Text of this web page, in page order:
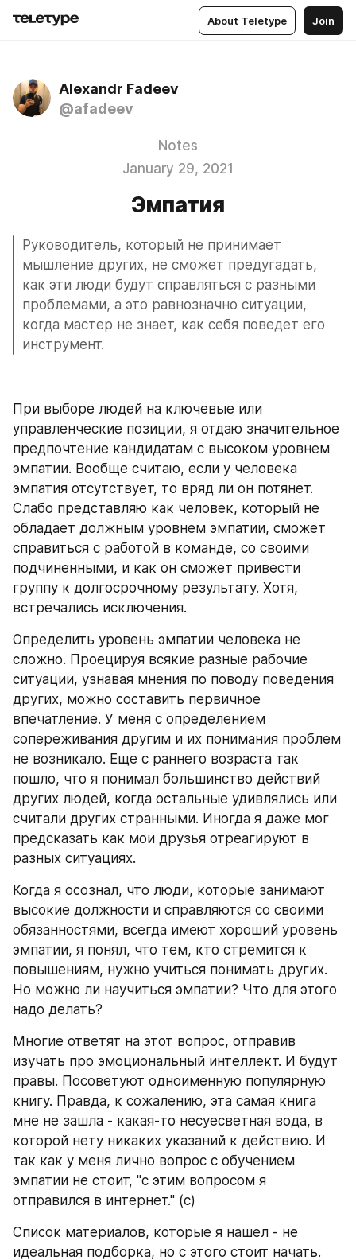
About Teletype Join
Alexandr Fadeev
@afadeev
Notes
January 29, 2021
Эмпатия
Руководитель, который не принимает
мышление других, не сможет предугадать,
как эти люди будут справляться с разными
проблемами, а это равнозначно ситуации,
когда мастер не знает, как себя поведет его
инструмент.
При выборе людей на ключевые или
управленческие позиции, я отдаю значительное
предпочтение кандидатам с высоком уровнем
эмпатии. Вообще считаю, если у человека
эмпатия отсутствует, то вряд ли он потянет.
Слабо представляю как человек, который не
обладает должным уровнем эмпатии, сможет
справиться с работой в команде, со своими
подчиненными, и как он сможет привести
группу к долгосрочному результату. Хотя,
встречались исключения.
Определить уровень эмпатии человека не
сложно. Проецируя всякие разные рабочие
ситуации, узнавая мнения по поводу поведения
других, можно составить первичное
впечатление. У меня с определением
сопереживания другим и их понимания проблем
не возникало. Еще с раннего возраста так
пошло, что я понимал большинство действий
других людей, когда остальные удивлялись или
считали других странными. Иногда я даже мог
предсказать как мои друзья отреагируют в
разных ситуациях.
Когда я осознал, что люди, которые занимают
высокие должности и справляются со своими
обязанностями, всегда имеют хороший уровень
эмпатии, я понял, что тем, кто стремится к
повышениям, нужно учиться понимать других.
Но можно ли научиться эмпатии? Что для этого
надо делать?
Многие ответят на этот вопрос, отправив
изучать про эмоциональный интеллект. И будут
правы. Посоветуют одноименную популярную
книгу. Правда, к сожалению, эта самая книга
мне не зашла - какая-то несуесветная вода, в
которой нету никаких указаний к действию. И
так как у меня лично вопрос с обучением
эмпатии не стоит, "с этим вопросом я
отправился в интернет." (с)
Список материалов, которые я нашел - не
идеальная подборка, но с этого стоит начать.